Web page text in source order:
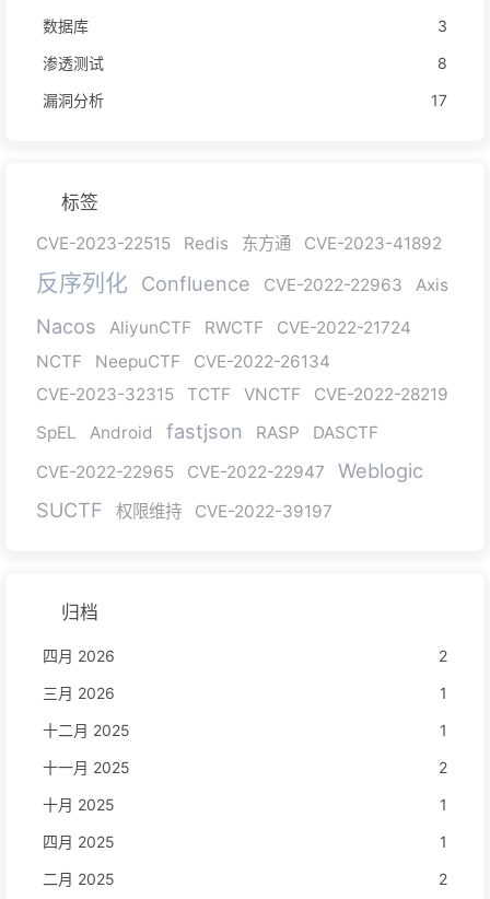
数据库
3
渗透测试
8
漏洞分析
17
标签
CVE-2023-22515 Redis 东方通 CVE-2023-41892
反序列化 Confluence CVE-2022-22963 Axis
Nacos AliyunCTF RWCTF
CVE-2022-21724
NCTF
NeepuCTF
CVE-2022-26134
CVE-2023-32315
TCTF VNCTF
CVE-2022-28219
SpEL
Android fastjson RASP
DASCTF
CVE-2022-22965
CVE-2022-22947
Weblogic
SUCTF
权限维持 CVE-2022-39197
归档
四月 2026
2
三月 2026
1
十二月 2025
1
十一月 2025
2
十月 2025
1
四月 2025
1
二月 2025
2